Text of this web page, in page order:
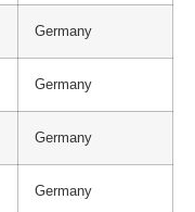
Germany
Germany
Germany
Germany